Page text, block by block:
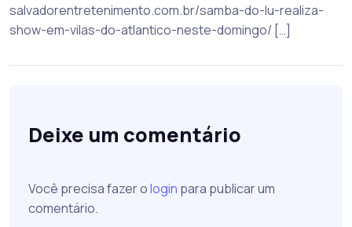
salvadorentretenimento.com.br/samba-do-lu-realiza-
show-em-vilas-do-atlantico-neste-domingo/ […]
Deixe um comentário
Você precisa fazer ologin para publicar um
comentário.